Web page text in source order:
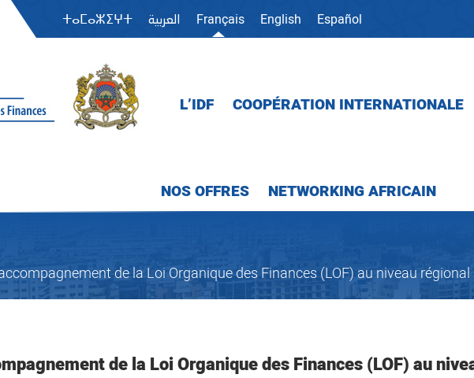
ⵜⴰⵎⴰⵣⵉⵖⵜ العربية Français English Español
L’IDF COOPÉRATION INTERNATIONALE
NOS OFFRES NETWORKING AFRICAIN
de la Loi Organique des Finances (LOF) au niveau régional
de la Loi Organique des Finances (LOF) au